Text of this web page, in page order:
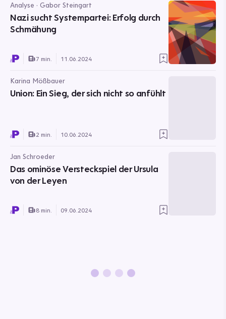
Analyse · Gabor Steingart
Nazi sucht Systempartei: Erfolg durch
Schmähung
7 min. 11.06.2024
Karina Mößbauer
Union: Ein Sieg, der sich nicht so anfühlt
2 min. 10.06.2024
Jan Schroeder
Das ominöse Versteckspiel der Ursula
von der Leyen
8 min. 09.06.2024